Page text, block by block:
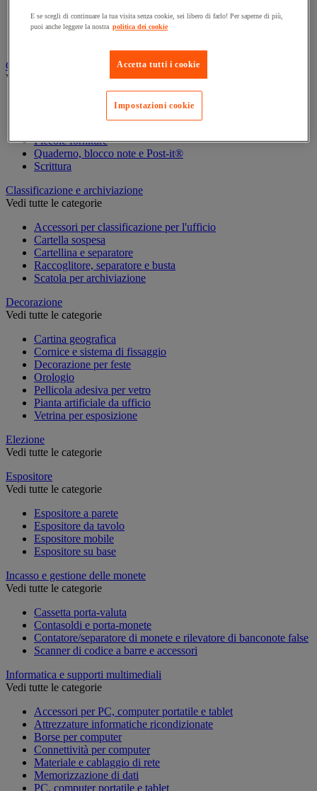
Fotocamera, videocamera e binocolo
Insonorizzazione e registrazione professionali
Cancelleria e forniture per ufficio
Vedi tutte le categorie
Agenda, calendario e sottomano
Piccole forniture
Quaderno, blocco note e Post-it®
Scrittura
Classificazione e archiviazione
Vedi tutte le categorie
Accessori per classificazione per l'ufficio
Cartella sospesa
Cartellina e separatore
Raccoglitore, separatore e busta
Scatola per archiviazione
Decorazione
Vedi tutte le categorie
Cartina geografica
Cornice e sistema di fissaggio
Decorazione per feste
Orologio
Pellicola adesiva per vetro
Pianta artificiale da ufficio
Vetrina per esposizione
Elezione
Vedi tutte le categorie
Espositore
Vedi tutte le categorie
Espositore a parete
Espositore da tavolo
Espositore mobile
Espositore su base
Incasso e gestione delle monete
Vedi tutte le categorie
Cassetta porta-valuta
Contasoldi e porta-monete
Contatore/separatore di monete e rilevatore di banconote false
Scanner di codice a barre e accessori
Informatica e supporti multimediali
Vedi tutte le categorie
Accessori per PC, computer portatile e tablet
Attrezzature informatiche ricondizionate
Borse per computer
Connettività per computer
Materiale e cablaggio di rete
Memorizzazione di dati
PC, computer portatile e tablet
E se scegli di continuare la tua visita senza cookie, sei libero di farlo! Per saperne di più,
puoi anche leggere la nostra politica dei cookie
Accetta tutti i cookie
Impostazioni cookie